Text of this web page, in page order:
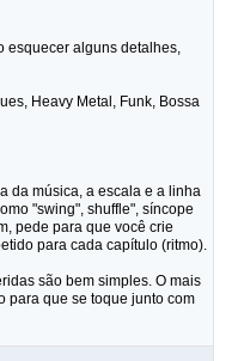
esquecer alguns detalhes,
Heavy Metal, Funk, Bossa
da música, a escala e a linha
"swing", shuffle", síncope
pede para que você crie
para cada capítulo (ritmo).
são bem simples. O mais
para que se toque junto com